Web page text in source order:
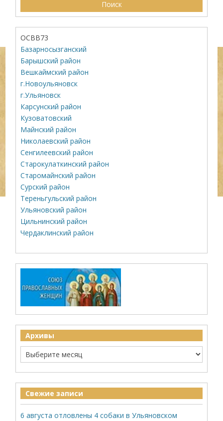
ОСВВ73
Базарносызганский
Барышский район
Вешкаймский район
г.Новоульяновск
г.Ульяновск
Карсунский район
Кузоватовский
Майнский район
Николаевский район
Сенгилеевский район
Старокулаткинский район
Старомайнский район
Сурский район
Тереньгульский район
Ульяновский район
Цильнинский район
Чердаклинский район
Архивы
Свежие записи
6 августа отловлены 4 собаки в Ульяновском